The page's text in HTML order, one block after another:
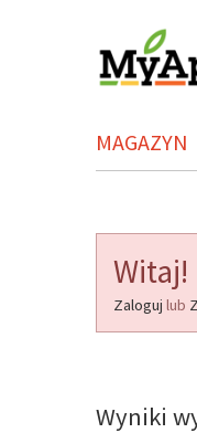
MAGAZYN
Witaj!
Zaloguj lub
Wyniki